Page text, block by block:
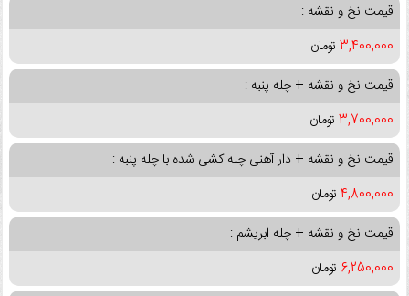
قیمت نخ و نقشه :
3,400,000 تومان
قیمت نخ و نقشه + چله پنبه :
3,700,000 تومان
قیمت نخ و نقشه + دار آهنی چله کشی شده با چله پنبه :
4,800,000 تومان
قیمت نخ و نقشه + چله ابریشم :
6,250,000 تومان